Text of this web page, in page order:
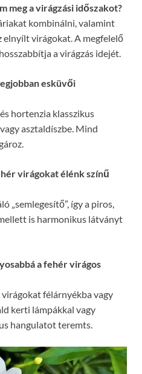
meg a virágzási időszakot?
kombinálni, valamint
elnyílt virágokat. A megfelelő
a virágzás idejét.
esküvői
hortenzia klasszikus
asztaldíszbe. Mind
virágokat élénk színű
„semlegesítő”, így a piros,
is harmonikus látványt
a fehér virágos
félárnyékba vagy
kerti lámpákkal vagy
hangulatot teremts.